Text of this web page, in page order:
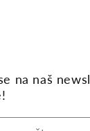
na naš